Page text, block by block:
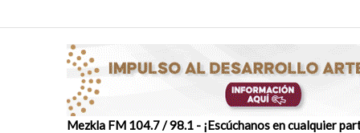
Mezkla FM 104.7 / 98.1 - ¡Escúchanos en cualquier